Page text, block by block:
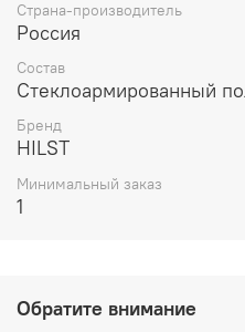
Страна-производитель
Россия
Состав
Стеклоармированный
Бренд
HILST
Минимальный заказ
1
Обратите внимание